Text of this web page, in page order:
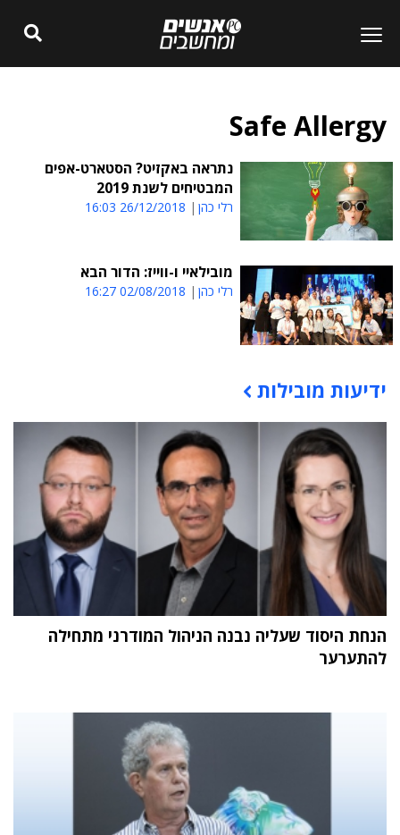
Safe Allergy
נתראה באקזיט? הסטארט-אפים
המבטיחים לשנת 2019
רלי כהן 26/12/2018 16:03
מובילאיי ו-ווייז: הדור הבא
רלי כהן 02/08/2018 16:27
תוכן פרסומי
ידיעות מובילות
הנחת היסוד שעליה נבנה הניהול המודרני מתחילה
להתערער